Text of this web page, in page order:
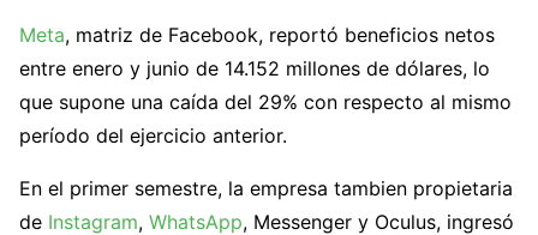
Meta, matriz de Facebook, reportó beneficios netos
entre enero y junio de 14.152 millones de dólares, lo
que supone una caída del 29% con respecto al mismo
período del ejercicio anterior.
En el primer semestre, la empresa tambien propietaria
de Instagram, WhatsApp, Messenger y Oculus, ingresó